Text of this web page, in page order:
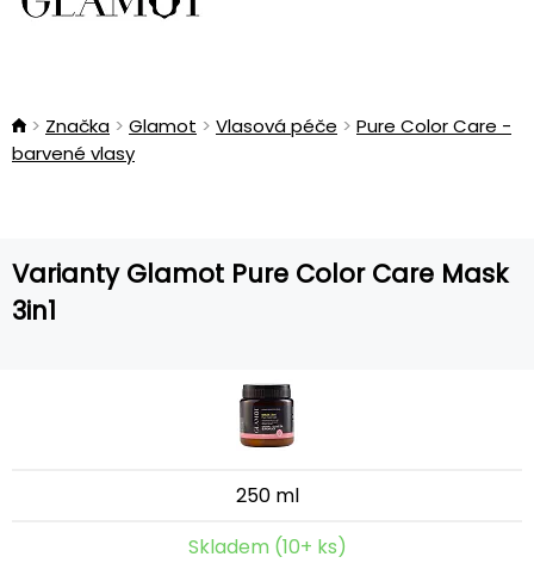
Značka Glamot Vlasová péče
Pure Color Care -
barvené vlasy
Varianty Glamot Pure Color Care Mask
3in1
250 ml
Skladem (10+ ks)